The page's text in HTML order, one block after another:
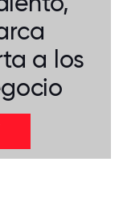
a los